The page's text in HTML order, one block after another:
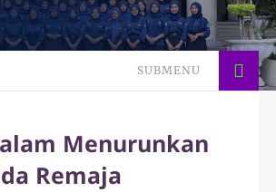
SUBMENU
Menurunkan
Remaja